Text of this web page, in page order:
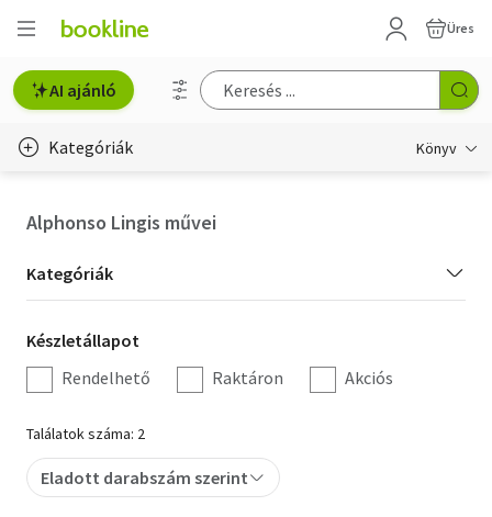
Üres
AI ajánló
Kategóriák Könyv
Hobbi, szabadidő
Irodalom
Művészet
Szakkönyv
Alphonso Lingis művei
Kategória
szűrés
Kategóriák
Készletállapot
szűrés
Készletállapot
Rendelhető
Raktáron Akciós
Találatok száma: 2
Eladott darabszám szerint